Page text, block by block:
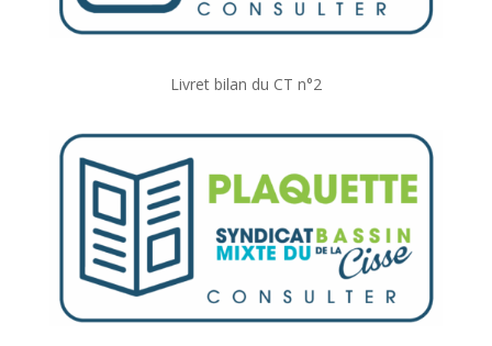
Livret bilan du CT n°2